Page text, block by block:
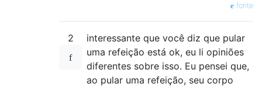
fonte
2
interessante que você diz que pular
uma refeição está ok, eu li opiniões
diferentes sobre isso. Eu pensei que,
ao pular uma refeição, seu corpo